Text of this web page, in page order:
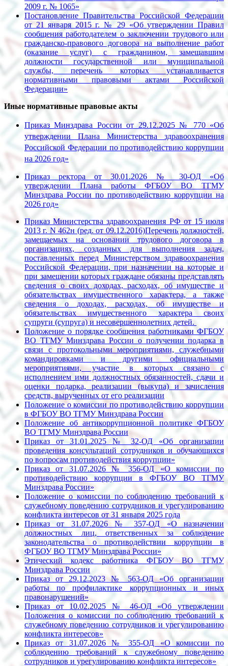
2009 г. № 1065»
Постановление Правительства Российской Федерации
от 21 января 2015 г. № 29 «Об утверждении Правил
сообщения работодателем о заключении трудового или
гражданско-правового договора на выполнение работ
(оказание услуг) с гражданином, замещавшим
должности государственной или муниципальной
службы, перечень которых устанавливается
нормативными правовыми актами Российской
Федерации»
Иные нормативные правовые акты
Приказ Минздрава России от 29.12.2025 № 770 «Об
утверждении Плана Министерства здравоохранения
Российской Федерации по противодействию коррупции
на 2026 год»
Приказ ректора от 30.01.2026 № 30-ОД «Об
утверждении Плана работы ФГБОУ ВО ТГМУ
Минздрава России по противодействию коррупции на
2026 год»
Приказ Министерства здравоохранения РФ от 15 июля
2013 г. N 462н (ред. от 09.12.2016)Перечень должностей,
замещаемых на основании трудового договора в
организациях, созданных для выполнения задач,
поставленных перед Министерством здравоохранения
Российской Федерации, при назначении на которые и
при замещении которых граждане обязаны представлять
сведения о своих доходах, расходах, об имуществе и
обязательствах имущественного характера, а также
сведения о доходах, расходах, об имуществе и
обязательствах имущественного характера своих
супруги (супруга) и несовершеннолетних детей.
Положение о порядке сообщения работниками ФГБОУ
ВО ТГМУ Минздрава России о получении подарка в
связи с протокольными мероприятиями, служебными
командировками и другими официальными
мероприятиями, участие в которых связано с
исполнением ими должностных обязанностей, сдачи и
оценки подарка, реализации (выкупа) и зачисления
средств, вырученных от его реализации
Положение о комиссии по противодействию коррупции
в ФГБОУ ВО ТГМУ Минздрава России
Положение об антикоррупционной политике ФГБОУ
ВО ТГМУ Минздрава России
Приказ от 31.01.2025 № 32-ОД «Об организации
проведения консультаций сотрудников и обучающихся
по вопросам противодействия коррупции»
Приказ от 31.07.2026 № 356-ОД «О комиссии по
противодействию коррупции в ФГБОУ ВО ТГМУ
Минздрава России»
Положение о комиссии по соблюдению требований к
служебному поведению сотрудников и урегулированию
конфликта интересов от 31 января 2025 года
Приказ от 31.07.2026 № 357-ОД «О назначении
должностных лиц, ответственных за соблюдение
законодательства о противодействии коррупции в
ФГБОУ ВО ТГМУ Минздрава России»
Этический кодекс работника ФГБОУ ВО ТГМУ
Минздрава России
Приказ от 29.12.2023 № 563-ОД «Об организации
работы по профилактике коррупционных и иных
правонарушений»
Приказ от 10.02.2025 № 46-ОД «Об утверждении
Положения о комиссии по соблюдению требований к
служебному поведению сотрудников и урегулированию
конфликта интересов»
Приказ от 31.07.2026 № 355-ОД «О комиссии по
соблюдению требований к служебному поведению
сотрудников и урегулированию конфликта интересов»